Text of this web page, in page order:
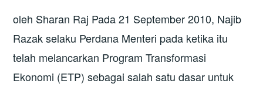
oleh Sharan Raj Pada 21 September 2010, Najib
Razak selaku Perdana Menteri pada ketika itu
telah melancarkan Program Transformasi
Ekonomi (ETP) sebagai salah satu dasar untuk